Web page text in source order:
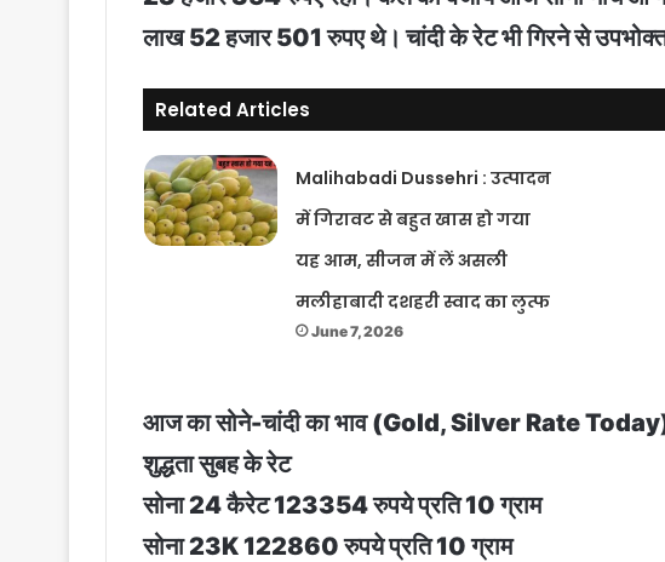
लाख 52 हजार 501 रुपए थे। चांदी के रेट भी गिरने से
Related Articles
Malihabadi Dussehri : उत्पादन
में गिरावट से बहुत खास हो गया
यह आम, सीजन में लें असली
मलीहाबादी दशहरी स्वाद का लुत्फ
June 7, 2026
आज का सोने-चांदी का भाव (Gold, Silver Rate
शुद्धता सुबह के रेट
सोना 24 कैरेट 123354 रुपये प्रति 10 ग्राम
सोना 23K 122860 रुपये प्रति 10 ग्राम